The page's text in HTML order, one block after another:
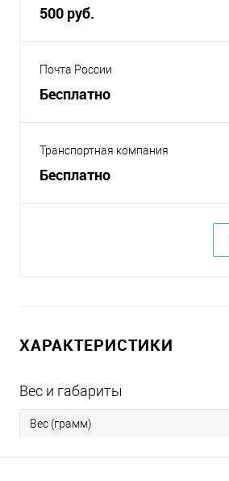
500 руб.
Почта России
Бесплатно
Транспортная компания
Бесплатно
ХАРАКТЕРИСТИКИ
Вес и габариты
Вес (грамм)